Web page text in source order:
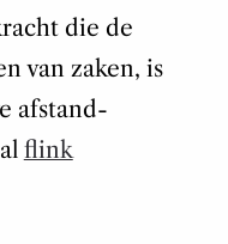
die de
van zaken, is
afstand-
flink